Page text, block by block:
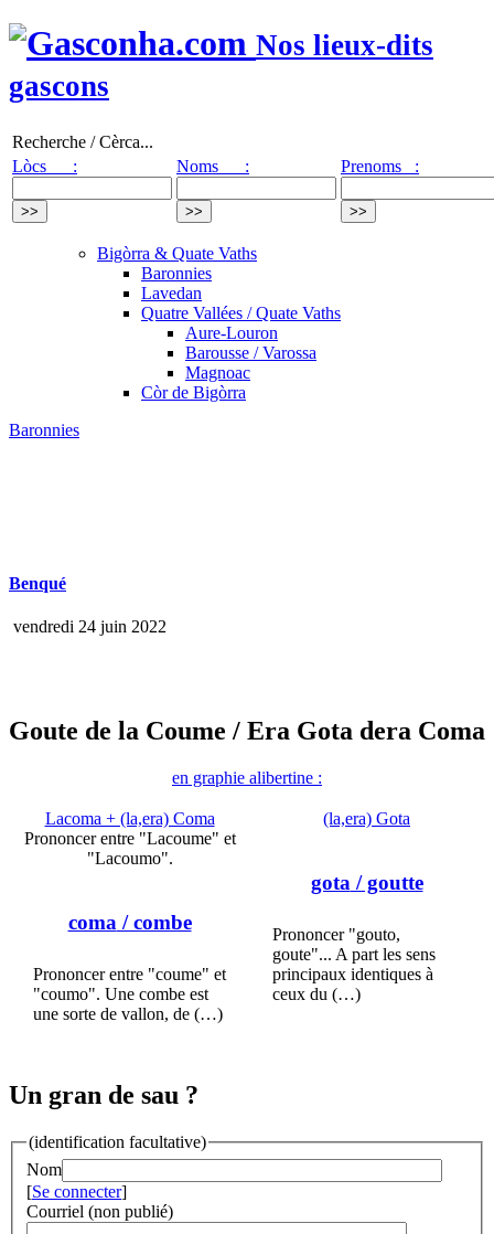
Nos lieux-dits
gascons
Recherche / Cèrca...
Lòcs :
Noms : Prenoms :
Bigòrra & Quate Vaths
Baronnies
Lavedan
Quatre Vallées / Quate Vaths
Aure-Louron
Barousse / Varossa
Magnoac
Còr de Bigòrra
Baronnies
Benqué
vendredi 24 juin 2022
Goute de la Coume / Era Gota dera Coma
en graphie alibertine :
Lacoma + (la,era) Coma
Prononcer entre "Lacoume" et
"Lacoumo".
coma / combe
Prononcer entre "coume" et
"coumo". Une combe est
une sorte de vallon, de (…)
(la,era) Gota
gota / goutte
Prononcer "gouto,
goute"... A part les sens
principaux identiques à
ceux du (…)
Un gran de sau ?
(identification facultative)
Nom
[Se connecter]
Courriel (non publié)